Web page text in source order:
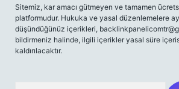
Sitemiz, kar amacı gütmeyen ve tamamen
platformudur. Hukuka ve yasal düzenlemelere
düşündüğünüz içerikleri,
bildirmeniz halinde, ilgili içerikler yasal süre
kaldırılacaktır.